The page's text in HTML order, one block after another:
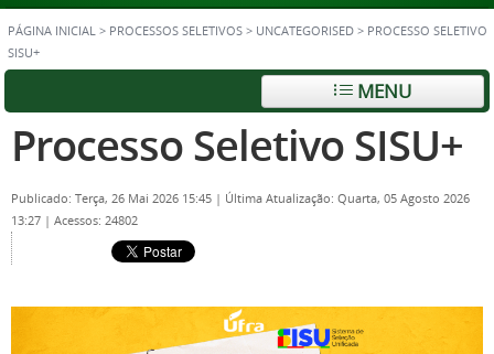
PÁGINA INICIAL > PROCESSOS SELETIVOS > UNCATEGORISED > PROCESSO SELETIVO
SISU+
MENU
Processo Seletivo SISU+
Publicado: Terça, 26 Mai 2026 15:45 | Última Atualização: Quarta, 05 Agosto 2026
13:27 | Acessos: 24802